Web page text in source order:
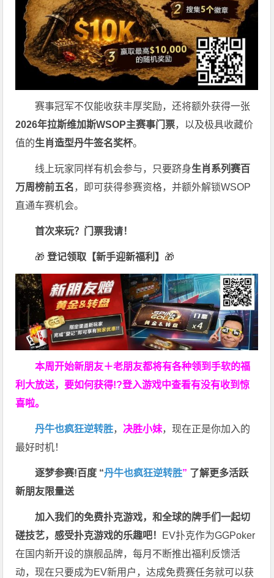
赛事冠军不仅能收获丰厚奖励，还将额外获得一张
2026年拉斯维加斯WSOP主赛事门票，以及极具收藏价
值的生肖造型丹牛签名奖杯。
线上玩家同样有机会参与，只要跻身生肖系列赛百
万周榜前五名，即可获得参赛资格，并额外解锁WSOP
直通车赛机会。
首次来玩？门票我请！
🎁 登记领取【新手迎新福利】 🎁
本周开始新朋友＋老朋友都将有各种领到手软的福
利大放送，要如何获得!?登入游戏中查看有没有收到惊
喜啦。
丹牛也疯狂逆转胜， 决胜小妹，现在正是你加入的
最好时机！
逐梦参赛!百度 “丹牛也疯狂逆转胜” 了解更多活跃
新朋友限量送
加入我们的免费扑克游戏，和全球的牌手们一起切
磋技艺，感受扑克游戏的乐趣吧！ EV扑克作为GGPoker
在国内新开设的旗舰品牌，每月不断推出福利反馈活
动，现在只要成为EV新用户，达成免费赛任务就可以获